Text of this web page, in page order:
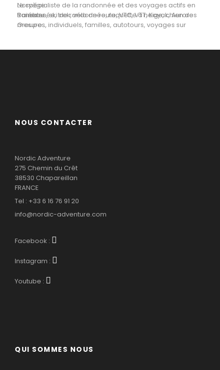
Le spécialiste de la randonnée et des voyages actifs en Norvège.
Randonnée, trek, vélo de route, VTC, VTT, Kayak, Aurores Boréales, ski de randonnée, raquette à neige, chien de traineau
Groupes, individuels, familles, autotours, voyages sur mesure...
NOUS CONTACTER
Nordic Adventure
275 Chemin du Crêt
38530 Chapareillan
FRANCE
Tel : +33 6 16 76 91 20
info@nordic-adventure.com
Facebook :
Instagram :
Youtube :
QUI SOMMES NOUS